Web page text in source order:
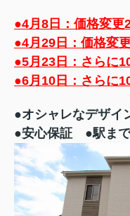
●4月8日：価格変更
●4月29日：価格変
●5月23日：さらに
●6月10日：さらに
●オシャレなデザ
●安心保証 ●駅ま